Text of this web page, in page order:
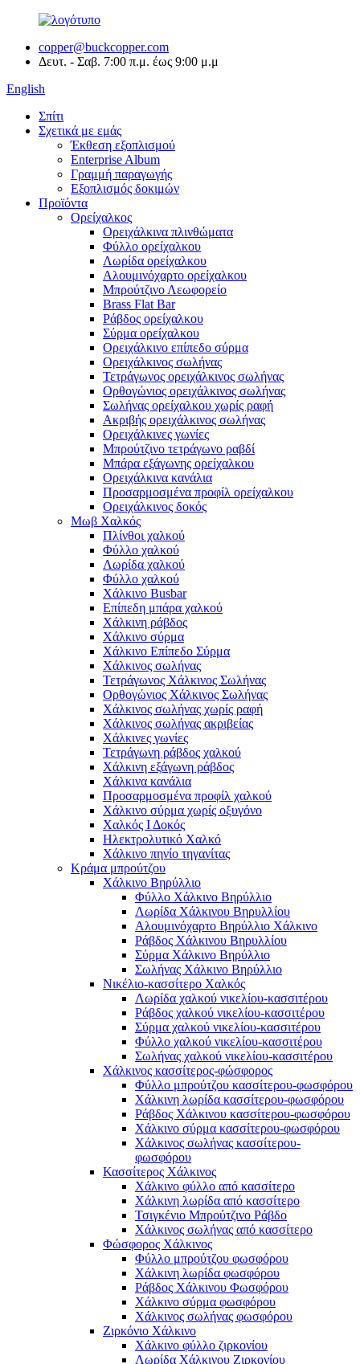
copper@buckcopper.com
Δευτ. - Σαβ. 7:00 π.μ. έως 9:00 μ.μ
English
Σπίτι
Σχετικά με εμάς
Έκθεση εξοπλισμού
Enterprise Album
Γραμμή παραγωγής
Εξοπλισμός δοκιμών
Προϊόντα
Ορείχαλκος
Ορειχάλκινα πλινθώματα
Φύλλο ορείχαλκου
Λωρίδα ορείχαλκου
Αλουμινόχαρτο ορείχαλκου
Μπρούτζινο Λεωφορείο
Brass Flat Bar
Ράβδος ορείχαλκου
Σύρμα ορείχαλκου
Ορειχάλκινο επίπεδο σύρμα
Ορειχάλκινος σωλήνας
Τετράγωνος ορειχάλκινος σωλήνας
Ορθογώνιος ορειχάλκινος σωλήνας
Σωλήνας ορείχαλκου χωρίς ραφή
Ακριβής ορειχάλκινος σωλήνας
Ορειχάλκινες γωνίες
Μπρούτζινο τετράγωνο ραβδί
Μπάρα εξάγωνης ορείχαλκου
Ορειχάλκινα κανάλια
Προσαρμοσμένα προφίλ ορείχαλκου
Ορειχάλκινος δοκός
Μωβ Χαλκός
Πλίνθοι χαλκού
Φύλλο χαλκού
Λωρίδα χαλκού
Φύλλο χαλκού
Χάλκινο Busbar
Επίπεδη μπάρα χαλκού
Χάλκινη ράβδος
Χάλκινο σύρμα
Χάλκινο Επίπεδο Σύρμα
Χάλκινος σωλήνας
Τετράγωνος Χάλκινος Σωλήνας
Ορθογώνιος Χάλκινος Σωλήνας
Χάλκινος σωλήνας χωρίς ραφή
Χάλκινος σωλήνας ακριβείας
Χάλκινες γωνίες
Τετράγωνη ράβδος χαλκού
Χάλκινη εξάγωνη ράβδος
Χάλκινα κανάλια
Προσαρμοσμένα προφίλ χαλκού
Χάλκινο σύρμα χωρίς οξυγόνο
Χαλκός Ι Δοκός
Ηλεκτρολυτικό Χαλκό
Χάλκινο πηνίο τηγανίτας
Κράμα μπρούτζου
Χάλκινο Βηρύλλιο
Φύλλο Χάλκινο Βηρύλλιο
Λωρίδα Χάλκινου Βηρυλλίου
Αλουμινόχαρτο Βηρύλλιο Χάλκινο
Ράβδος Χάλκινου Βηρυλλίου
Σύρμα Χάλκινο Βηρύλλιο
Σωλήνας Χάλκινο Βηρύλλιο
Νικέλιο-κασσίτερο Χαλκός
Λωρίδα χαλκού νικελίου-κασσιτέρου
Ράβδος χαλκού νικελίου-κασσιτέρου
Σύρμα χαλκού νικελίου-κασσιτέρου
Φύλλο χαλκού νικελίου-κασσιτέρου
Σωλήνας χαλκού νικελίου-κασσιτέρου
Χάλκινος κασσίτερος-φώσφορος
Φύλλο μπρούτζου κασσίτερου-φωσφόρου
Χάλκινη λωρίδα κασσίτερου-φωσφόρου
Ράβδος Χάλκινου κασσίτερου-φωσφόρου
Χάλκινο σύρμα κασσίτερου-φωσφόρου
Χάλκινος σωλήνας κασσίτερου-
φωσφόρου
Κασσίτερος Χάλκινος
Χάλκινο φύλλο από κασσίτερο
Χάλκινη λωρίδα από κασσίτερο
Τσιγκένιο Μπρούτζινο Ράβδο
Χάλκινος σωλήνας από κασσίτερο
Φώσφορος Χάλκινος
Φύλλο μπρούτζου φωσφόρου
Χάλκινη λωρίδα φωσφόρου
Ράβδος Χάλκινου Φωσφόρου
Χάλκινο σύρμα φωσφόρου
Χάλκινος σωλήνας φωσφόρου
Ζιρκόνιο Χάλκινο
Χάλκινο φύλλο ζιρκονίου
Λωρίδα Χάλκινου Ζιρκονίου